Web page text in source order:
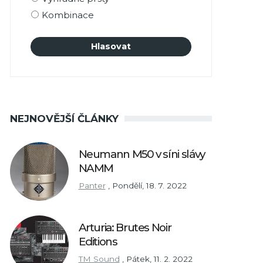
Kombinace
NEJNOVĚJŠÍ ČLÁNKY
Neumann M50 v síni slávy
NAMM
Panter Pondělí, 18. 7. 2022
Arturia: Brutes Noir
Editions
TM Sound , Pátek, 11. 2. 2022